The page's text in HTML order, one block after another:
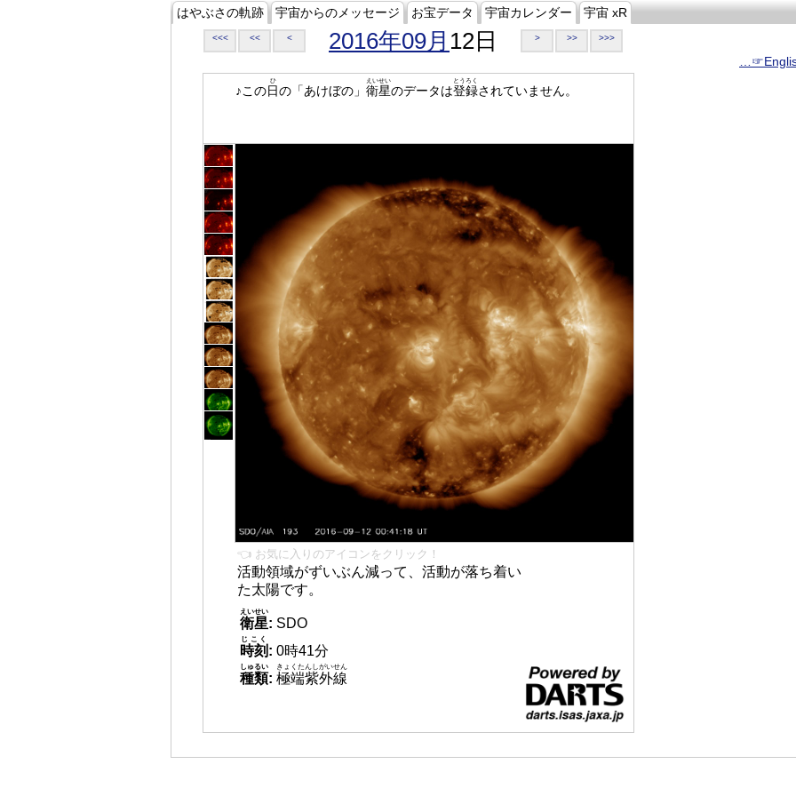
はやぶさの軌跡 宇宙からのメッセージ お宝データ 宇宙カレンダー 宇宙 xR
<<< << < 2016年09月 12日 > >> >>>
♪この日
ひ
の「あけぼの」 衛星
えいせい
のデータは登録
とうろく
されていません。
👈 お気に入りのアイコンをクリック！
活動領域がずいぶん減って、活動が落ち着い
た太陽です。
衛星
えいせい
: SDO
時刻
じこく
: 0時41分
種類
しゅるい
: 極端紫外線
きょくたんしがいせん